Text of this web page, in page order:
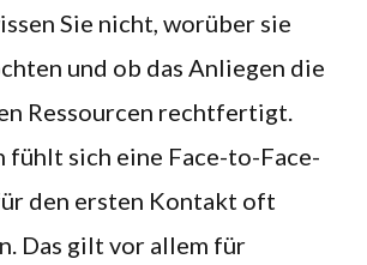
Sie nicht, worüber sie
und ob das Anliegen die
Ressourcen rechtfertigt.
fühlt sich eine Face-to-Face-
den ersten Kontakt oft
Das gilt vor allem für